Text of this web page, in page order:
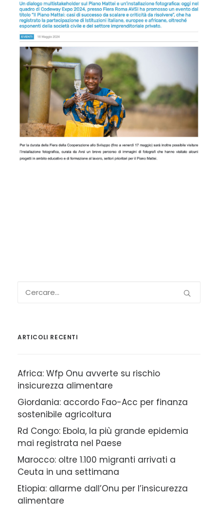
ARTICOLI RECENTI
Africa: Wfp Onu avverte su rischio
insicurezza alimentare
Giordania: accordo Fao-Acc per finanza
sostenibile agricoltura
Rd Congo: Ebola, la più grande epidemia
mai registrata nel Paese
Marocco: oltre 1.100 migranti arrivati a
Ceuta in una settimana
Etiopia: allarme dall’Onu per l’insicurezza
alimentare